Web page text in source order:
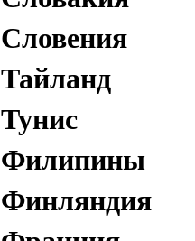
Словения
Тайланд
Тунис
Филипины
Финляндия